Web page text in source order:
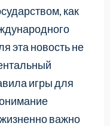
как
эта новость не
игры для
важно